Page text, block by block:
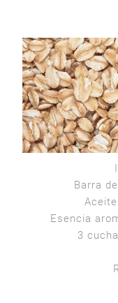
Barra
Esencia
3